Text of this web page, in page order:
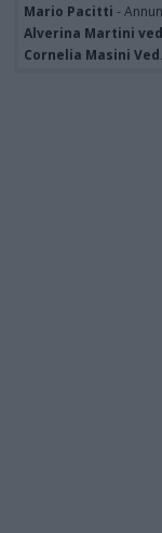
Mario Pacitti -
Alverina Martini
Cornelia Masini